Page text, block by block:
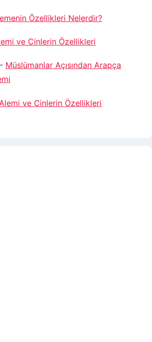
Özellikleri Nelerdir?
ve Cinlerin Özellikleri
- Müslümanlar Açısından Arapça
ve Cinlerin Özellikleri